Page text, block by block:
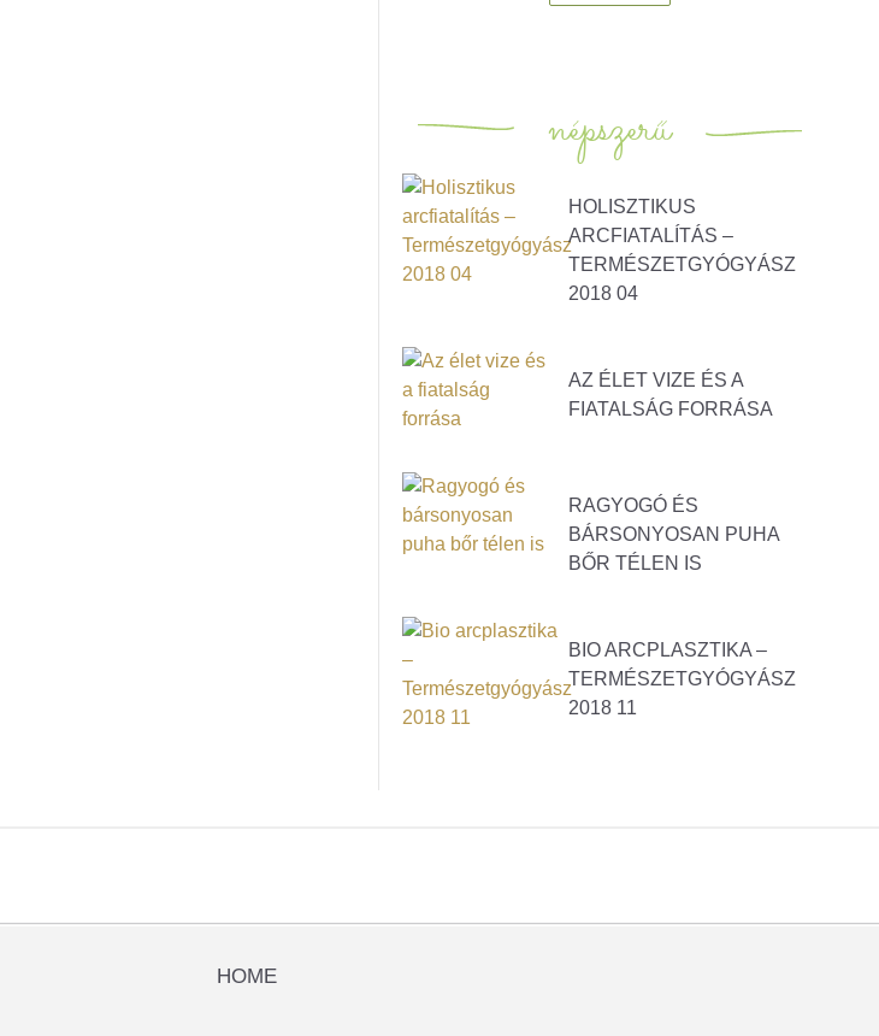
népszerű
HOLISZTIKUS
ARCFIATALÍTÁS –
TERMÉSZETGYÓGYÁSZ
2018 04
AZ ÉLET VIZE ÉS A
FIATALSÁG FORRÁSA
RAGYOGÓ ÉS
BÁRSONYOSAN PUHA
BŐR TÉLEN IS
BIO ARCPLASZTIKA –
TERMÉSZETGYÓGYÁSZ
2018 11
HOME